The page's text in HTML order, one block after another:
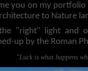
you on my
to Nature
"right" light and
up by the Roman
"Luck is what happens